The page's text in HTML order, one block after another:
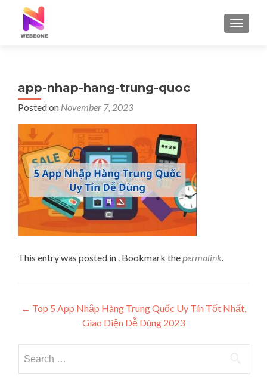
app-nhap-hang-trung-quoc
Posted on November 7, 2023
This entry was posted in . Bookmark thepermalink.
Post navigation
← Top 5 App Nhập Hàng Trung Quốc Uy Tín Tốt Nhất,
Giao Diện Dễ Dùng 2023